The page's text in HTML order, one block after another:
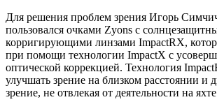
Для решения проблем зрения Игорь
пользовался очками Zyons с
корригирующими линзами ImpactRX,
при помощи технологии ImpactX с
оптической коррекцией. Технология
улучшать зрение на близком расстоянии и
зрение, не отвлекая от деятельности на